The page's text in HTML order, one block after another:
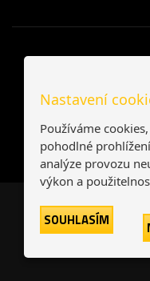
Česká
-
Nastavení
Používáme
pohodlné
analýze provozu
výkon a
SOUHLASÍM